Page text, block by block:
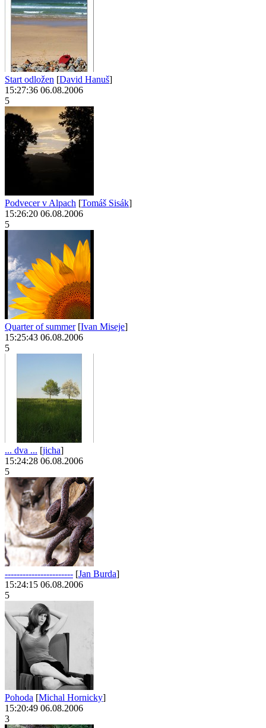
Start odložen [David Hanuš]
15:27:36 06.08.2006
5
Podvecer v Alpach [Tomáš Sisák]
15:26:20 06.08.2006
5
Quarter of summer [Ivan Miseje]
15:25:43 06.08.2006
5
... dva ... [jicha]
15:24:28 06.08.2006
5
----------------------- [Jan Burda]
15:24:15 06.08.2006
5
Pohoda [Michal Hornicky]
15:20:49 06.08.2006
3